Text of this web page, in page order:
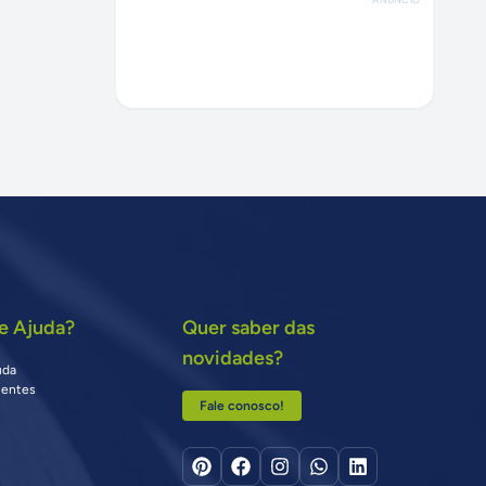
Ajuda?
Quer saber das
novidades?
Fale conosco!